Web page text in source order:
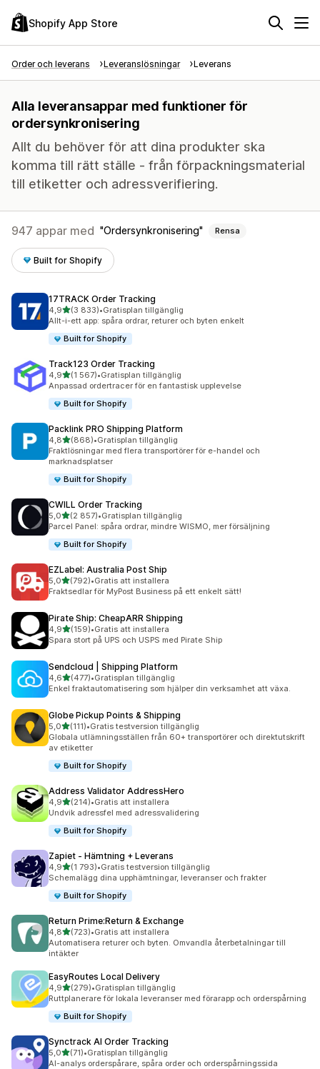
Shopify App Store
Order och leverans Leveranslösningar Leverans
Alla leveransappar med funktioner för
ordersynkronisering
Allt du behöver för att dina produkter ska
komma till rätt ställe - från förpackningsmaterial
till etiketter och adressverifiering.
947 appar med Ordersynkronisering Rensa
Built for Shopify
17TRACK Order Tracking
4,9av 5 stjärnor
(3 833)
3833 recensioner totalt
•Gratisplan tillgänglig
Allt-i-ett app: spåra ordrar, returer och byten enkelt
Built for Shopify
Track123 Order Tracking
4,9av 5 stjärnor
(1 567)
1567 recensioner totalt
•Gratisplan tillgänglig
Anpassad ordertracer för en fantastisk upplevelse
Built for Shopify
Packlink PRO Shipping Platform
4,8av 5 stjärnor
(868)
868 recensioner totalt
•Gratisplan tillgänglig
Fraktlösningar med flera transportörer för e-handel och
marknadsplatser
Built for Shopify
CWILL Order Tracking
5,0av 5 stjärnor
(2 857)
2857 recensioner totalt
•Gratisplan tillgänglig
Parcel Panel: spåra ordrar, mindre WISMO, mer försäljning
Built for Shopify
EZLabel: Australia Post Ship
5,0av 5 stjärnor
(792)
792 recensioner totalt
•Gratis att installera
Fraktsedlar för MyPost Business på ett enkelt sätt!
Pirate Ship: CheapARR Shipping
4,9av 5 stjärnor
(159)
159 recensioner totalt
•Gratis att installera
Spara stort på UPS och USPS med Pirate Ship
Sendcloud | Shipping Platform
4,6av 5 stjärnor
(477)
477 recensioner totalt
•Gratisplan tillgänglig
Enkel fraktautomatisering som hjälper din verksamhet att växa.
Globe Pickup Points & Shipping
5,0av 5 stjärnor
(111)
111 recensioner totalt
•Gratis testversion tillgänglig
Globala utlämningsställen från 60+ transportörer och direktutskrift
av etiketter
Built for Shopify
Address Validator AddressHero
4,9av 5 stjärnor
(214)
214 recensioner totalt
•Gratis att installera
Undvik adressfel med adressvalidering
Built for Shopify
Zapiet ‑ Hämtning + Leverans
4,9av 5 stjärnor
(1 793)
1793 recensioner totalt
•Gratis testversion tillgänglig
Schemalägg dina upphämtningar, leveranser och frakter
Built for Shopify
Return Prime:Return & Exchange
4,8av 5 stjärnor
(723)
723 recensioner totalt
•Gratis att installera
Automatisera returer och byten. Omvandla återbetalningar till
intäkter
EasyRoutes Local Delivery
4,9av 5 stjärnor
(279)
279 recensioner totalt
•Gratisplan tillgänglig
Ruttplanerare för lokala leveranser med förarapp och orderspårning
Built for Shopify
Synctrack AI Order Tracking
5,0av 5 stjärnor
(71)
71 recensioner totalt
•Gratisplan tillgänglig
AI-analys orderspårare, spåra order och orderspårningssida